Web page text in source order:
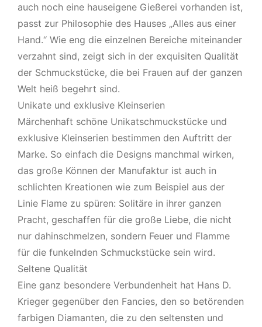
auch noch eine hauseigene Gießerei vorhanden ist,
passt zur Philosophie des Hauses „Alles aus einer
Hand.“ Wie eng die einzelnen Bereiche miteinander
verzahnt sind, zeigt sich in der exquisiten Qualität
der Schmuckstücke, die bei Frauen auf der ganzen
Welt heiß begehrt sind.
Unikate und exklusive Kleinserien
Märchenhaft schöne Unikatschmuckstücke und
exklusive Kleinserien bestimmen den Auftritt der
Marke. So einfach die Designs manchmal wirken,
das große Können der Manufaktur ist auch in
schlichten Kreationen wie zum Beispiel aus der
Linie Flame zu spüren: Solitäre in ihrer ganzen
Pracht, geschaffen für die große Liebe, die nicht
nur dahinschmelzen, sondern Feuer und Flamme
für die funkelnden Schmuckstücke sein wird.
Seltene Qualität
Eine ganz besondere Verbundenheit hat Hans D.
Krieger gegenüber den Fancies, den so betörenden
farbigen Diamanten, die zu den seltensten und